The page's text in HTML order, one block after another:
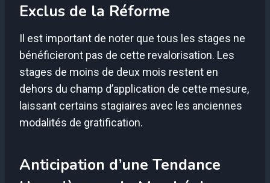
Exclus de la Réforme
Il est important de noter que tous les stages ne
bénéficieront pas de cette revalorisation. Les
stages de moins de deux mois restent en
dehors du champ d’application de cette mesure,
laissant certains stagiaires avec les anciennes
modalités de gratification.
Anticipation d’une Tendance